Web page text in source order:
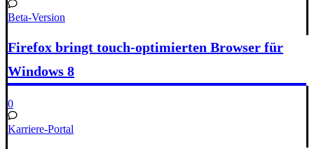
Beta-Version
Firefox bringt touch-optimierten Browser für
Windows 8
0
Karriere-Portal